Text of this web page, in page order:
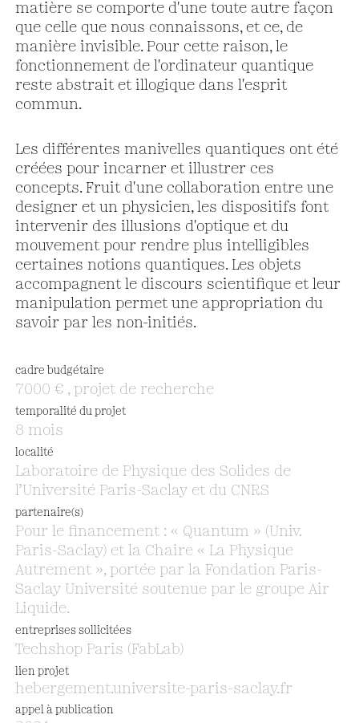
matière se comporte d'une toute autre façon
que celle que nous connaissons, et ce, de
manière invisible. Pour cette raison, le
fonctionnement de l'ordinateur quantique
reste abstrait et illogique dans l'esprit
commun.
Les différentes manivelles quantiques ont été
créées pour incarner et illustrer ces
concepts. Fruit d'une collaboration entre une
designer et un physicien, les dispositifs font
intervenir des illusions d'optique et du
mouvement pour rendre plus intelligibles
certaines notions quantiques. Les objets
accompagnent le discours scientifique et leur
manipulation permet une appropriation du
savoir par les non-initiés.
cadre budgétaire
7000 € , projet de recherche
temporalité du projet
8 mois
localité
Laboratoire de Physique des Solides de
l’Université Paris-Saclay et du CNRS
partenaire(s)
Pour le financement : « Quantum » (Univ.
Paris-Saclay) et la Chaire « La Physique
Autrement », portée par la Fondation Paris-
Saclay Université soutenue par le groupe Air
Liquide.
entreprises sollicitées
Techshop Paris (FabLab)
lien projet
hebergement.universite-paris-saclay.fr
appel à publication